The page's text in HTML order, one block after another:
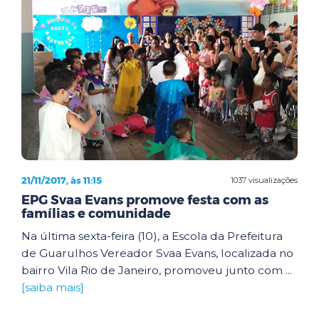
1037 visualizações
21/11/2017, às 11:15
EPG Svaa Evans promove festa com as
famílias e comunidade
Na última sexta-feira (10), a Escola da Prefeitura
de Guarulhos Vereador Svaa Evans, localizada no
bairro Vila Rio de Janeiro, promoveu junto com ...
[saiba mais]